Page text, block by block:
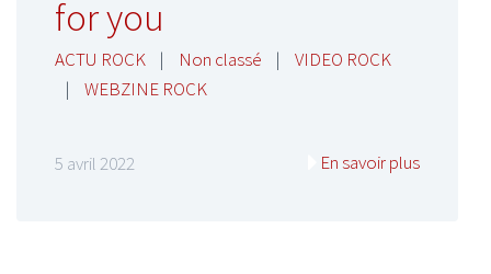
for you
ACTU ROCK | Non classé |
VIDEO ROCK
|
WEBZINE ROCK
5 avril 2022 En savoir plus